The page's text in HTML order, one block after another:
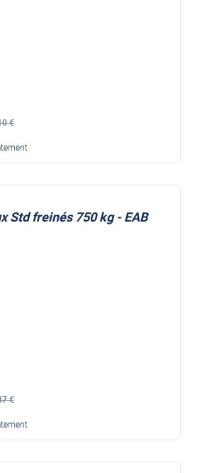
€
Std freinés 750 kg - EAB
€